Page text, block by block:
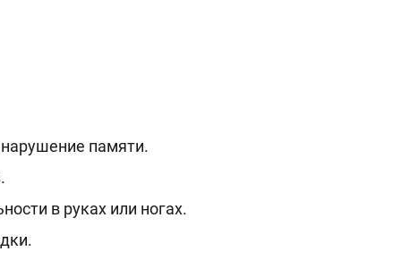
памяти.
в руках или ногах.